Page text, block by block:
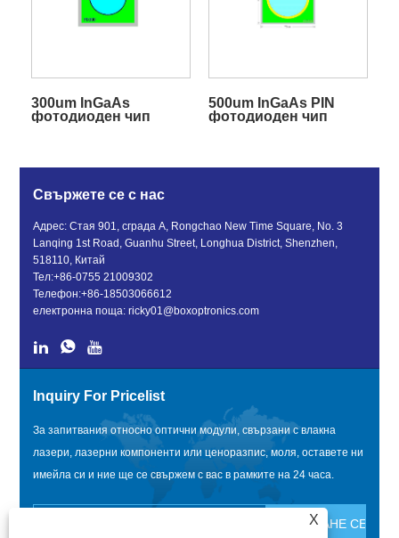
300um InGaAs
фотодиоден чип
500um InGaAs PIN
фотодиоден чип
Свържете се с нас
Адрес: Стая 901, сграда A, Rongchao New Time Square, No. 3
Lanqing 1st Road, Guanhu Street, Longhua District, Shenzhen,
518110, Китай
Тел:+86-0755 21009302
Телефон:+86-18503066612
електронна поща:ricky01@boxoptronics.com
Inquiry For Pricelist
За запитвания относно оптични модули, свързани с влакна
лазери, лазерни компоненти или ценоразпис, моля, оставете ни
имейла си и ние ще се свържем с вас в рамките на 24 часа.
X